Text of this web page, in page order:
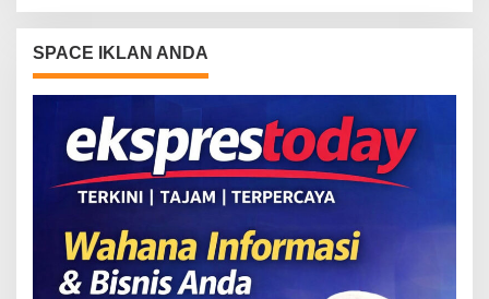
SPACE IKLAN ANDA